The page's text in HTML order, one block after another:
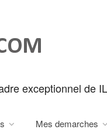
exceptionnel de
Mes demarches
HOUILLES